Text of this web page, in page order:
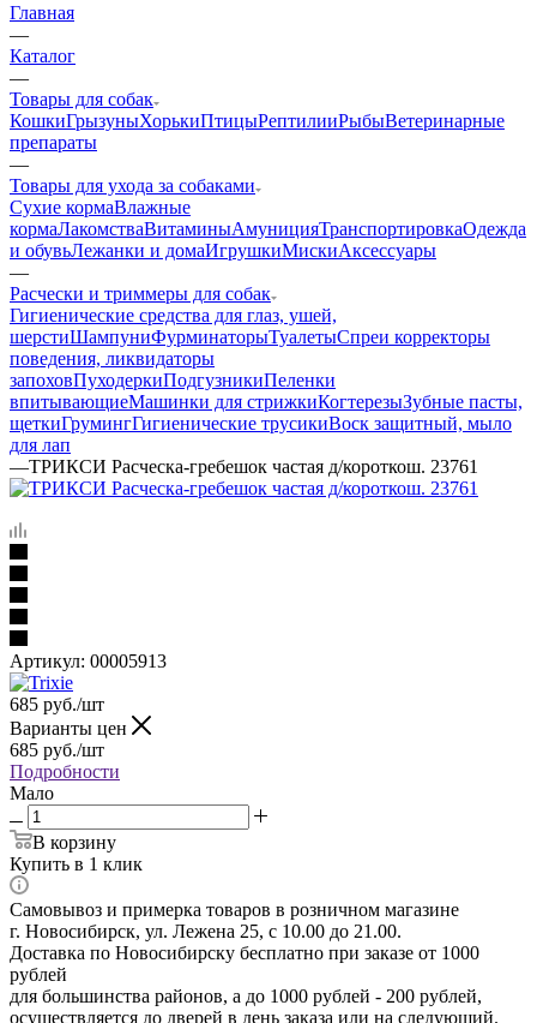
Главная
—
Каталог
—
Товары для собак
КошкиГрызуныХорькиПтицыРептилииРыбыВетеринарные
препараты
—
Товары для ухода за собаками
Сухие кормаВлажные
кормаЛакомстваВитаминыАмуницияТранспортировкаОдежда
и обувьЛежанки и домаИгрушкиМискиАксессуары
—
Расчески и триммеры для собак
Гигиенические средства для глаз, ушей,
шерстиШампуниФурминаторыТуалетыСпреи корректоры
поведения, ликвидаторы
запоховПуходеркиПодгузникиПеленки
впитывающиеМашинки для стрижкиКогтерезыЗубные пасты,
щеткиГрумингГигиенические трусикиВоск защитный, мыло
для лап
—ТРИКСИ Расческа-гребешок частая д/короткош. 23761
Артикул: 00005913
685 руб./шт
Варианты цен
685 руб./шт
Подробности
Мало
В корзину
Купить в 1 клик
Самовывоз и примерка товаров в розничном магазине
г. Новосибирск, ул. Лежена 25, с 10.00 до 21.00.
Доставка по Новосибирску бесплатно при заказе от 1000
рублей
для большинства районов, а до 1000 рублей - 200 рублей,
осуществляется до дверей в день заказа или на следующий.